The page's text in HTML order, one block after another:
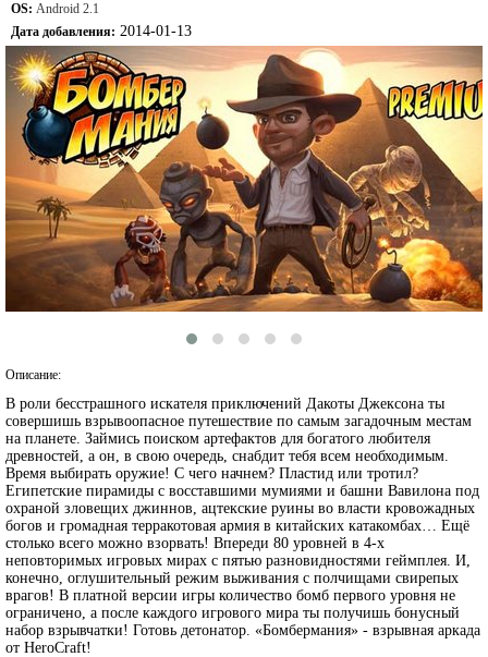
OS: Android 2.1
Дата добавления: 2014-01-13
Описание:
В роли бесстрашного искателя приключений Дакоты Джексона ты
совершишь взрывоопасное путешествие по самым загадочным местам
на планете. Займись поиском артефактов для богатого любителя
древностей, а он, в свою очередь, снабдит тебя всем необходимым.
Время выбирать оружие! С чего начнем? Пластид или тротил?
Египетские пирамиды с восставшими мумиями и башни Вавилона под
охраной зловещих джиннов, ацтекские руины во власти кровожадных
богов и громадная терракотовая армия в китайских катакомбах… Ещё
столько всего можно взорвать! Впереди 80 уровней в 4-х
неповторимых игровых мирах с пятью разновидностями геймплея. И,
конечно, оглушительный режим выживания с полчищами свирепых
врагов! В платной версии игры количество бомб первого уровня не
ограничено, а после каждого игрового мира ты получишь бонусный
набор взрывчатки! Готовь детонатор. «Бомбермания» - взрывная аркада
от HeroCraft!